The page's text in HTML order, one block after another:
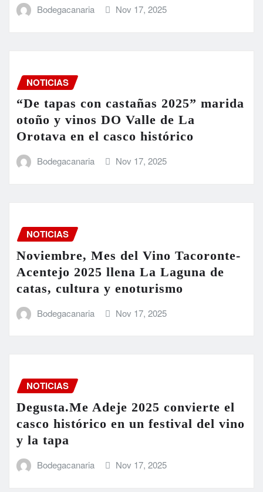
Bodegacanaria Nov 17, 2025
NOTICIAS
“De tapas con castañas 2025” marida
otoño y vinos DO Valle de La
Orotava en el casco histórico
Bodegacanaria Nov 17, 2025
NOTICIAS
Noviembre, Mes del Vino Tacoronte-
Acentejo 2025 llena La Laguna de
catas, cultura y enoturismo
Bodegacanaria Nov 17, 2025
NOTICIAS
Degusta.Me Adeje 2025 convierte el
casco histórico en un festival del vino
y la tapa
Bodegacanaria Nov 17, 2025